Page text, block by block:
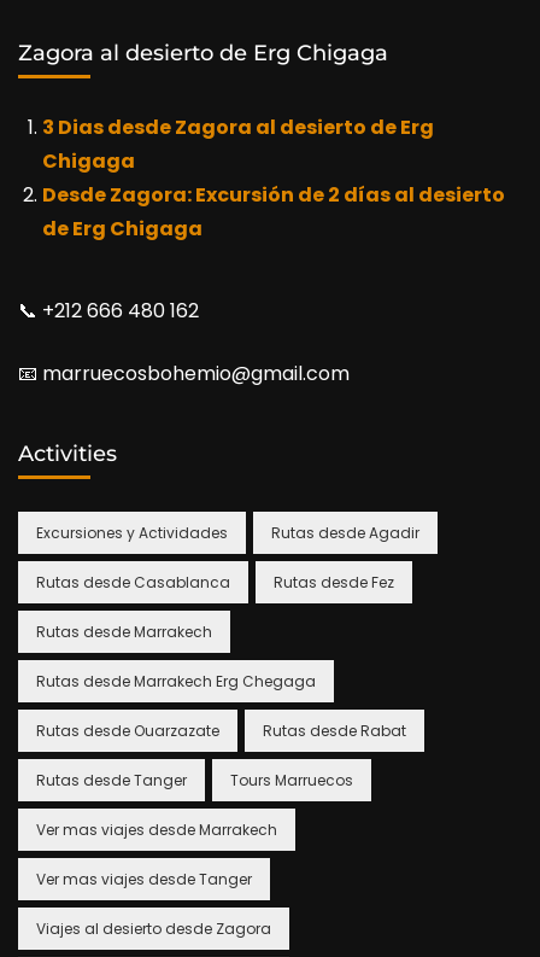
Zagora al desierto de Erg Chigaga
3 Dias desde Zagora al desierto de Erg
Chigaga
Desde Zagora: Excursión de 2 días al desierto
de Erg Chigaga
📞​ +212 666 480 162
📧​ marruecosbohemio@gmail.com
Activities
Excursiones y Actividades Rutas desde Agadir
Rutas desde Casablanca Rutas desde Fez
Rutas desde Marrakech
Rutas desde Marrakech Erg Chegaga
Rutas desde Ouarzazate Rutas desde Rabat
Rutas desde Tanger Tours Marruecos
Ver mas viajes desde Marrakech
Ver mas viajes desde Tanger
Viajes al desierto desde Zagora